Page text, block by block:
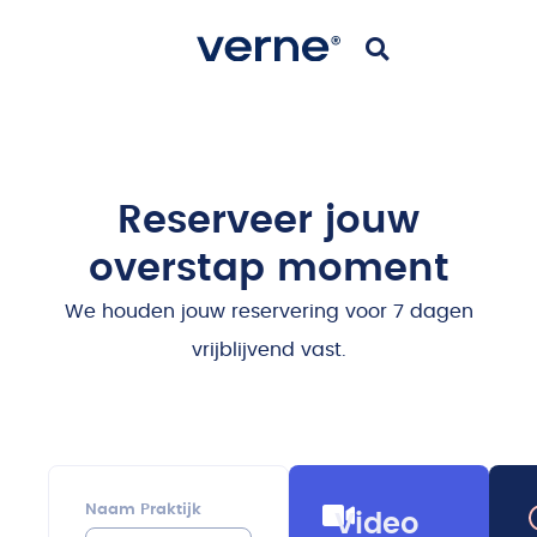
Reserveer jouw
overstap moment
We houden jouw reservering voor 7 dagen
vrijblijvend vast.
Naam Praktijk
Video